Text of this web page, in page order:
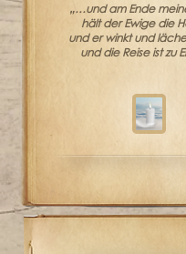
„…und am Ende
hält der Ewige die
und er winkt und
und die Reise ist zu